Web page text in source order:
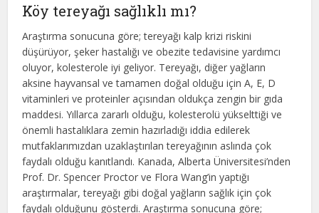
Köy tereyağı sağlıklı mı?
Araştırma sonucuna göre; tereyağı kalp krizi riskini
düşürüyor, şeker hastalığı ve obezite tedavisine yardımcı
oluyor, kolesterole iyi geliyor. Tereyağı, diğer yağların
aksine hayvansal ve tamamen doğal olduğu için A, E, D
vitaminleri ve proteinler açısından oldukça zengin bir gıda
maddesi. Yıllarca zararlı olduğu, kolesterolü yükselttiği ve
önemli hastalıklara zemin hazırladığı iddia edilerek
mutfaklarımızdan uzaklaştırılan tereyağının aslında çok
faydalı olduğu kanıtlandı. Kanada, Alberta Üniversitesi’nden
Prof. Dr. Spencer Proctor ve Flora Wang’in yaptığı
araştırmalar, tereyağı gibi doğal yağların sağlık için çok
faydalı olduğunu gösterdi. Araştırma sonucuna göre;